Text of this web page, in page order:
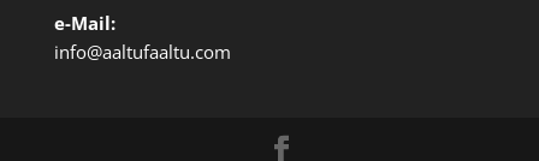
e-Mail:
info@aaltufaaltu.com